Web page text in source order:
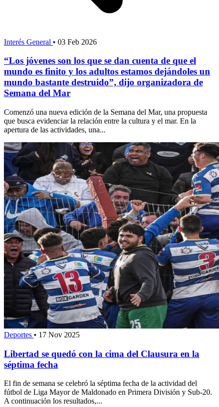
Interés General • 03 Feb 2026
“Los jóvenes son los que se dan cuenta de que el
mundo es finito y los adultos estamos dejándoles un
mundo bastante destruido”, dijo organizadora de
Semana del Mar
Comenzó una nueva edición de la Semana del Mar, una propuesta
que busca evidenciar la relación entre la cultura y el mar. En la
apertura de las actividades, una...
Deportes • 17 Nov 2025
Libertad se quedó con la cima del Clausura en la
séptima fecha
El fin de semana se celebró la séptima fecha de la actividad del
fútbol de Liga Mayor de Maldonado en Primera División y Sub-20.
A continuación los resultados,...